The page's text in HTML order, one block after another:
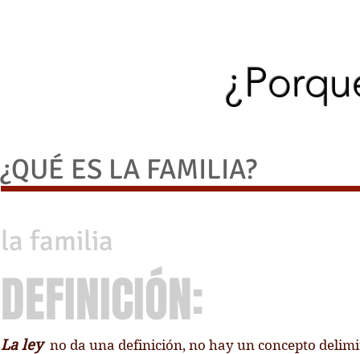
¿QUÉ ES LA FAMILIA?
la familia
DEFINICIÓN:
Laley no da una definición, no hay un concepto